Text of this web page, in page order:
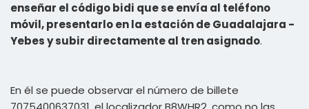
enseñar el código bidi que se envía al teléfono
móvil, presentarlo en la estación de Guadalajara -
Yebes y subir directamente al tren asignado.
En él se puede observar el número de billete